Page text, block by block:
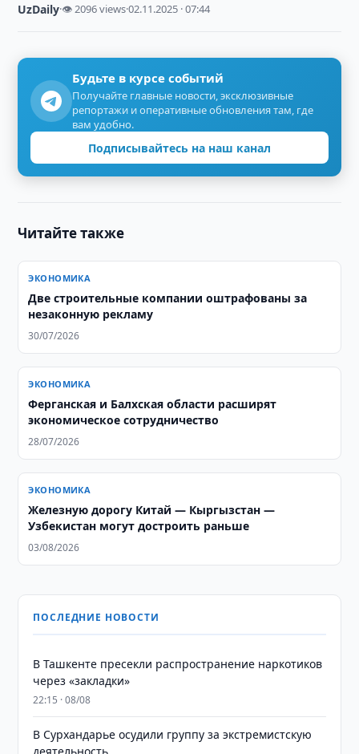
UzDaily·👁 2096 views·02.11.2025 · 07:44
Будьте в курсе событий
Получайте главные новости, эксклюзивные
репортажи и оперативные обновления там, где
вам удобно.
Подписывайтесь на наш канал
Читайте также
ЭКОНОМИКА
Две строительные компании оштрафованы за
незаконную рекламу
30/07/2026
ЭКОНОМИКА
Ферганская и Балхская области расширят
экономическое сотрудничество
28/07/2026
ЭКОНОМИКА
Железную дорогу Китай — Кыргызстан —
Узбекистан могут достроить раньше
03/08/2026
ПОСЛЕДНИЕ НОВОСТИ
В Ташкенте пресекли распространение наркотиков
через «закладки»
22:15 · 08/08
В Сурхандарье осудили группу за экстремистскую